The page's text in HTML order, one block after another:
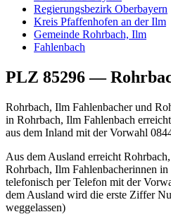
Regierungsbezirk Oberbayern
Kreis Pfaffenhofen an der Ilm
Gemeinde Rohrbach, Ilm
Fahlenbach
PLZ 85296 —
Rohrbach, Ilm Fahlenbacher und
in Rohrbach, Ilm Fahlenbach
aus dem Inland mit der Vorwahl
Aus dem Ausland erreicht
Rohrbach, Ilm Fahlenbacherinnen
telefonisch per Telefon mit der
dem Ausland wird die erste Ziffer
weggelassen)